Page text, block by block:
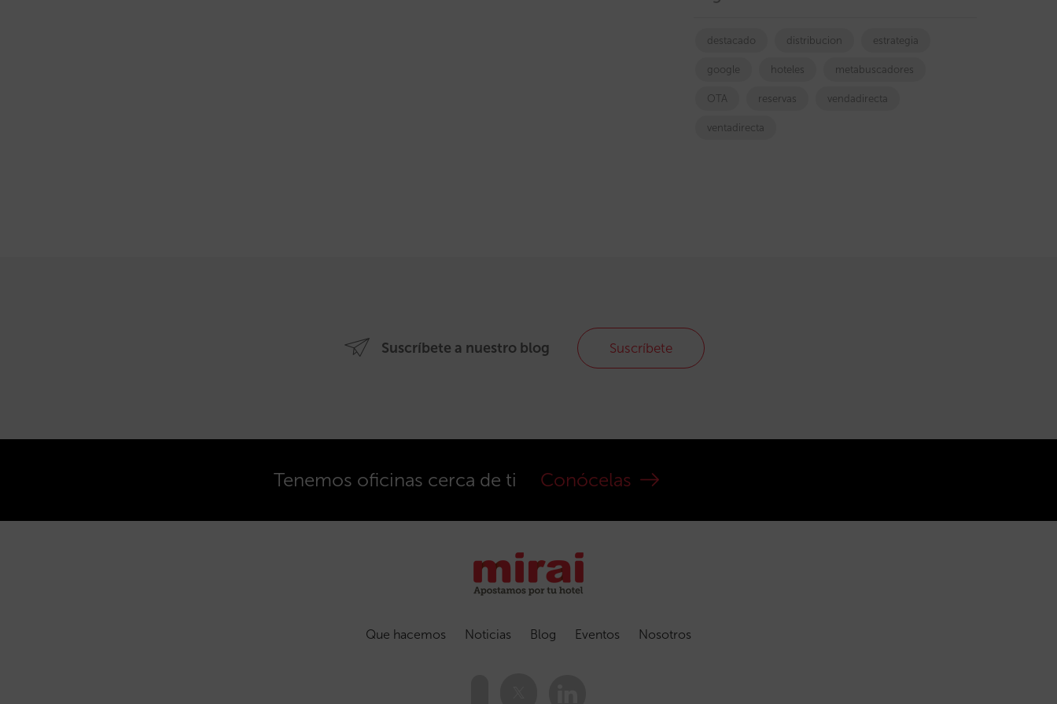
destacado distribucion estrategia
google hoteles metabuscadores
OTA reservas vendadirecta
ventadirecta
Suscríbete a nuestro blog Suscríbete
Tenemos oficinas cerca de ti Conócelas
Que hacemos Noticias Blog Eventos Nosotros